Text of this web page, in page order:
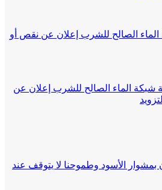
الصالح للشرب إعلان عن نقص أو
شبكة الماء الصالح للشرب إعلان عن
الأسود وطموحنا لا يتوقف عند